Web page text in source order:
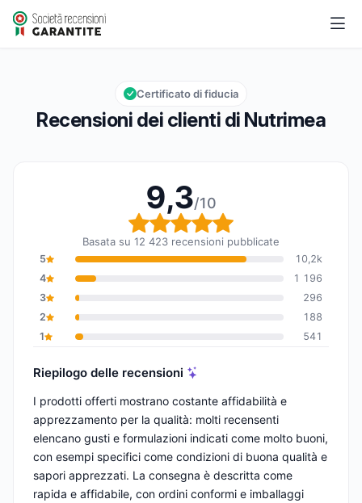
Nutrimea
Valutazione globale: 9,3 su 10
9,3/10
Recensioni dei clienti di Nutrimea
Certificato di fiducia
9,3/10
Valutazione globale:
Basata su 12 423 recensioni pubblicate
5
10,2k
4
1 196
3
296
2
188
1
541
Riepilogo delle recensioni
I prodotti offerti mostrano costante affidabilità e
apprezzamento per la qualità: molti recensenti
elencano gusti e formulazioni indicati come molto buoni,
con esempi specifici come condizioni di buona qualità e
sapori apprezzati. La consegna è descritta come
rapida e affidabile, con ordini conformi e imballaggi